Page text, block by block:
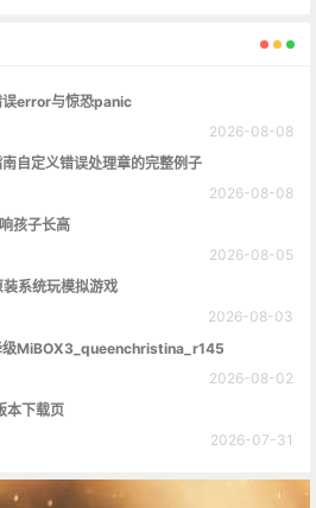
误error与惊恐panic
2026-08-08
自定义错误处理章的完整例子
2026-08-08
孩子长高
2026-08-05
系统玩模拟游戏
2026-08-03
级MiBOX3_queenchristina_r145
2026-08-02
本下载页
2026-07-31